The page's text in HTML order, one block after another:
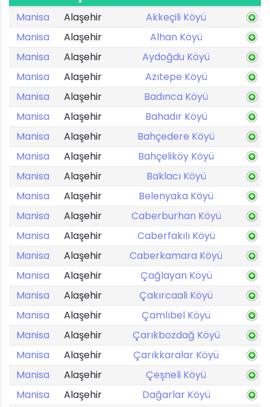
Manisa Alaşehir
Akkeçili Köyü
Manisa
Alaşehir
Alhan Köyü
Manisa
Alaşehir
Aydoğdu Köyü
Manisa
Alaşehir
Azıtepe Köyü
Manisa
Alaşehir
Badınca Köyü
Manisa
Alaşehir
Bahadır Köyü
Manisa
Alaşehir
Bahçedere Köyü
Manisa
Alaşehir
Bahçeliköy Köyü
Manisa
Alaşehir
Baklacı Köyü
Manisa
Alaşehir
Belenyaka Köyü
Manisa
Alaşehir
Caberburhan Köyü
Manisa
Alaşehir
Caberfakılı Köyü
Manisa
Alaşehir
Caberkamara Köyü
Manisa
Alaşehir
Çağlayan Köyü
Manisa
Alaşehir
Çakırcaali Köyü
Manisa
Alaşehir
Çamlıbel Köyü
Manisa
Alaşehir
Çarıkbozdağ Köyü
Manisa
Alaşehir
Çarıkkaralar Köyü
Manisa
Alaşehir
Çeşneli Köyü
Manisa
Alaşehir
Dağarlar Köyü